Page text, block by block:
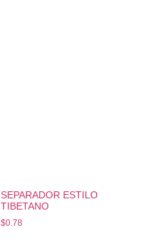
SEPARADOR ESTILO
TIBETANO
$0.78